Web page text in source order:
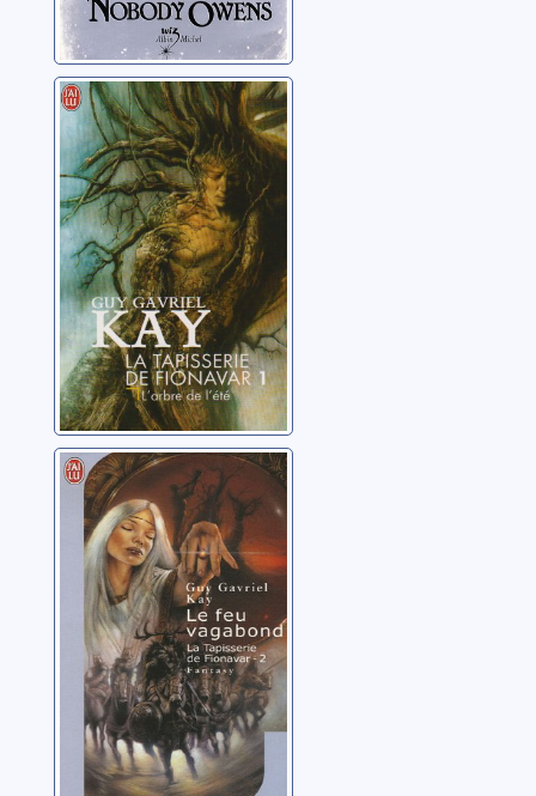
La tapisserie de
Fionavar: 01:
L'arbre de l'été
Kay, Guy Gavriel
La tapisserie de
Fionavar: 02: Le
feu vagabond
Kay, Guy Gavriel